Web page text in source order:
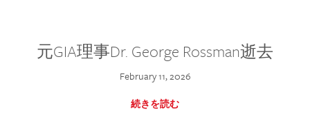
元GIA理事Dr. George Rossman逝去
February 11, 2026
続きを読む